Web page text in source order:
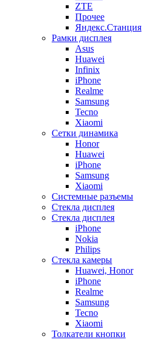
ZTE
Прочее
Яндекс.Станция
Рамки дисплея
Asus
Huawei
Infinix
iPhone
Realme
Samsung
Tecno
Xiaomi
Сетки динамика
Honor
Huawei
iPhone
Samsung
Xiaomi
Системные разъемы
Стекла дисплея
Стекла дисплея
iPhone
Nokia
Philips
Стекла камеры
Huawei, Honor
iPhone
Realme
Samsung
Tecno
Xiaomi
Толкатели кнопки